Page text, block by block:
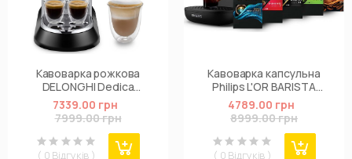
Кавоварка рожкова
DELONGHI Dedica
EC685.M
7339.00 грн
7999.00 грн
( 0 Відгуків )
Кавоварка капсульна
Philips L'OR BARISTA
Sublime (LM9012/60)
4789.00 грн
8999.00 грн
( 0 Відгуків )